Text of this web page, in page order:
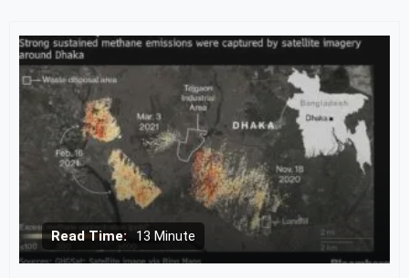
Read Time: 13 Minute